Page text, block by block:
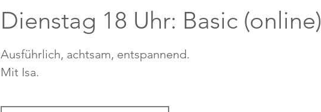
Dienstag 18 Uhr: Basic (online)
Ausführlich, achtsam, entspannend.
Mit Isa.